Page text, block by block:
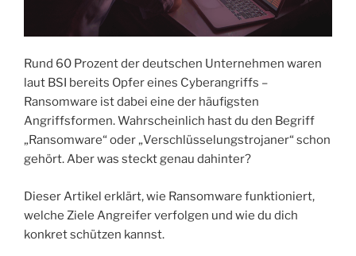
Rund 60 Prozent der deutschen Unternehmen waren
laut BSI bereits Opfer eines Cyberangriffs –
Ransomware ist dabei eine der häufigsten
Angriffsformen. Wahrscheinlich hast du den Begriff
„Ransomware“ oder „Verschlüsselungstrojaner“ schon
gehört. Aber was steckt genau dahinter?
Dieser Artikel erklärt, wie Ransomware funktioniert,
welche Ziele Angreifer verfolgen und wie du dich
konkret schützen kannst.